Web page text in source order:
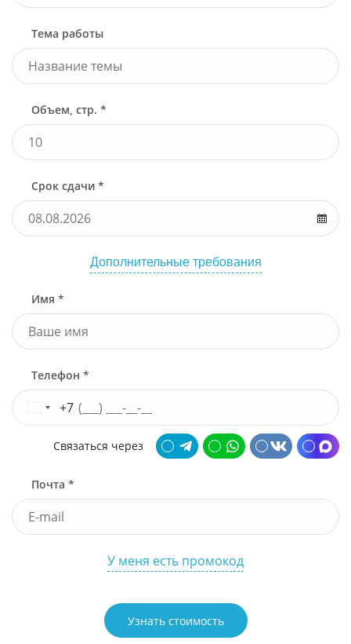
Тема работы
Объем, стр. *
Срок сдачи *
Дополнительные требования
Имя *
Телефон *
+7
Связаться через
Почта *
У меня есть промокод
Узнать стоимость